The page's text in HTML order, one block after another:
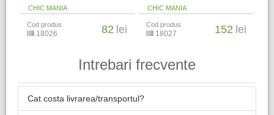
CHIC MANIA
Cod produs
18026 82 lei
CHIC MANIA
Cod produs
18027 152 lei
Intrebari frecvente
Cat costa livrarea/transportul?